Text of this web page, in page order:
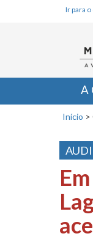
Ir para
A
Início >